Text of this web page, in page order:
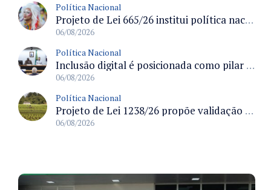
Política Nacional
Projeto de Lei 665/26 institui política nacional para prevenção ao transfeminicídio e prevê medidas de proteção e reparação
06/08/2026
Política Nacional
Inclusão digital é posicionada como pilar essencial da reurbanização de favelas e periferias
06/08/2026
Política Nacional
Projeto de Lei 1238/26 propõe validação automática do Cadastro Ambiental Rural para imóveis de até quatro módulos fiscais
06/08/2026